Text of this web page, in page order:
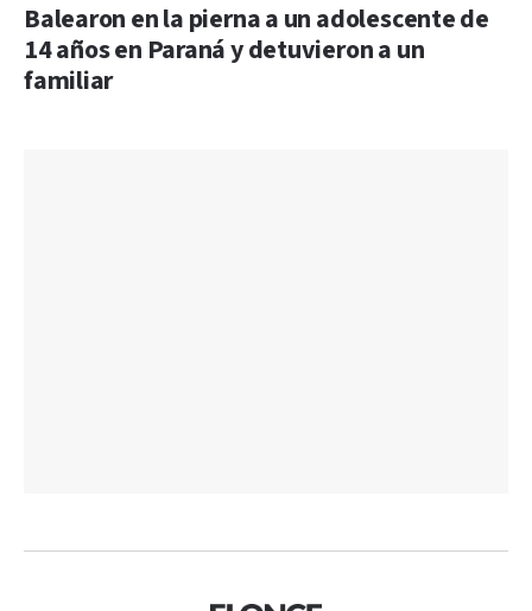
Balearon en la pierna a un adolescente de
14 años en Paraná y detuvieron a un
familiar